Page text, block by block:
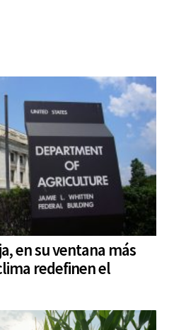
en su ventana más
redefinen el